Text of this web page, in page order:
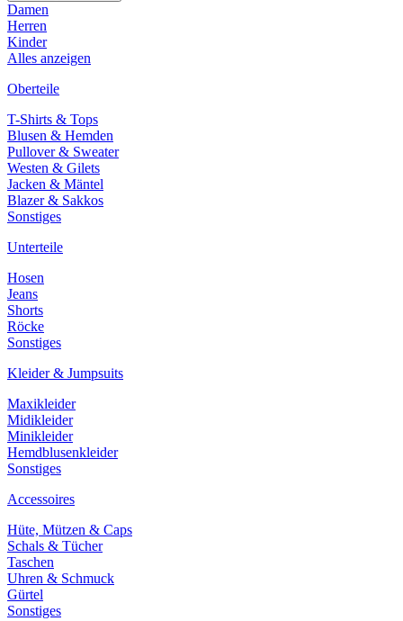
Damen
Herren
Kinder
Alles anzeigen
Oberteile
T-Shirts & Tops
Blusen & Hemden
Pullover & Sweater
Westen & Gilets
Jacken & Mäntel
Blazer & Sakkos
Sonstiges
Unterteile
Hosen
Jeans
Shorts
Röcke
Sonstiges
Kleider & Jumpsuits
Maxikleider
Midikleider
Minikleider
Hemdblusenkleider
Sonstiges
Accessoires
Hüte, Mützen & Caps
Schals & Tücher
Taschen
Uhren & Schmuck
Gürtel
Sonstiges